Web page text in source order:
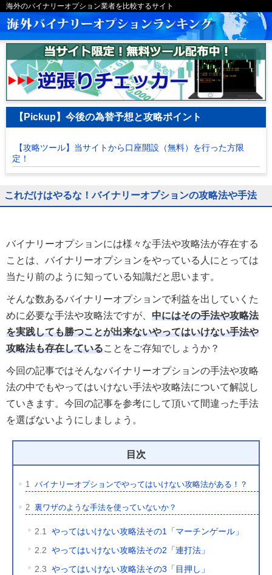
海外のバイナリーオプション業者を比較するサイト
【Pickup】今後の為替予想と攻略ポイント
【攻略ツール】当サイトから口座開設（無料）を行った方限
定！
これだけはやるな！バイナリーオプションの攻略法や手法
バイナリーオプションには様々な手法や攻略法が存在する
ことは、バイナリーオプションをやっている人にとっては
当たり前のように知っている知識だと思います。
そんな数あるバイナリーオプションで利益を出していくた
めに必要な手法や攻略法ですが、 中にはその手法や攻略法
を実践しても勝つことが出来ないやってはいけない手法や
攻略法も存在していることをご存知でしょうか？
今回の記事ではそんなバイナリーオプションの手法や攻略
法の中でもやってはいけない手法や攻略法について解説し
ていきます。今回の記事を参考にして頂いて間違った手法
を選ばないようにしましょう。
目次
1 バイナリーオプションでやってはいけない攻略法がある！？
2 裏ワザのような手法を使っていないか？
2.1 やってはいけない攻略法その1「マーチンゲール」
2.2 やってはいけない攻略法その2「連打法」
2.3 やってはいけない攻略法その3「目押し」